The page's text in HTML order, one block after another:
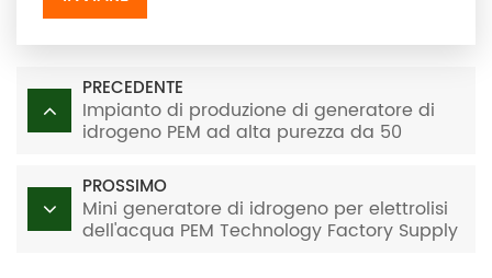
PRECEDENTE
Impianto di produzione di generatore di
idrogeno PEM ad alta purezza da 50
PROSSIMO
Mini generatore di idrogeno per elettrolisi
dell'acqua PEM Technology Factory Supply